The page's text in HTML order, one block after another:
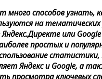
много способов узнать,
на тематических
или Google
простых и
Яндекс и Google, а
просмотра ключевых